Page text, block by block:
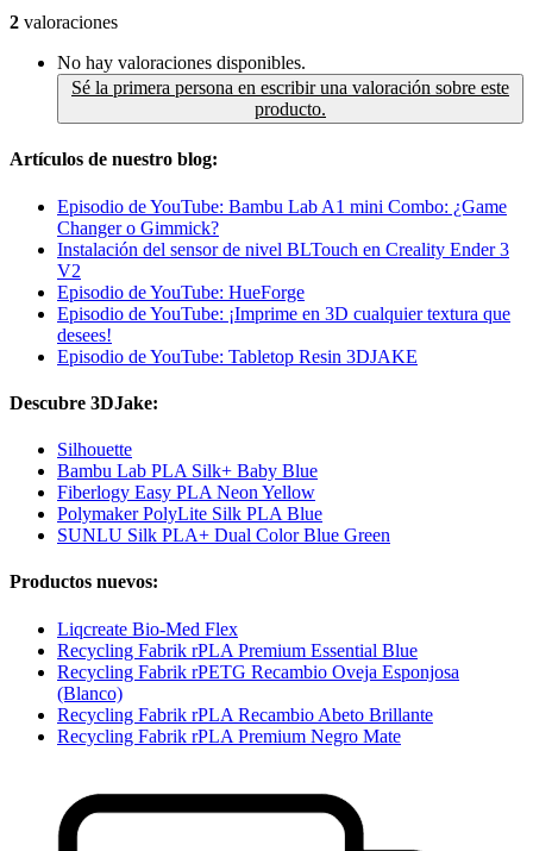
2 valoraciones
No hay valoraciones disponibles.
Sé la primera persona en escribir una valoración sobre este
producto.
Artículos de nuestro blog:
Episodio de YouTube: Bambu Lab A1 mini Combo: ¿Game
Changer o Gimmick?
Instalación del sensor de nivel BLTouch en Creality Ender 3
V2
Episodio de YouTube: HueForge
Episodio de YouTube: ¡Imprime en 3D cualquier textura que
desees!
Episodio de YouTube: Tabletop Resin 3DJAKE
Descubre 3DJake:
Silhouette
Bambu Lab PLA Silk+ Baby Blue
Fiberlogy Easy PLA Neon Yellow
Polymaker PolyLite Silk PLA Blue
SUNLU Silk PLA+ Dual Color Blue Green
Productos nuevos:
Liqcreate Bio-Med Flex
Recycling Fabrik rPLA Premium Essential Blue
Recycling Fabrik rPETG Recambio Oveja Esponjosa
(Blanco)
Recycling Fabrik rPLA Recambio Abeto Brillante
Recycling Fabrik rPLA Premium Negro Mate